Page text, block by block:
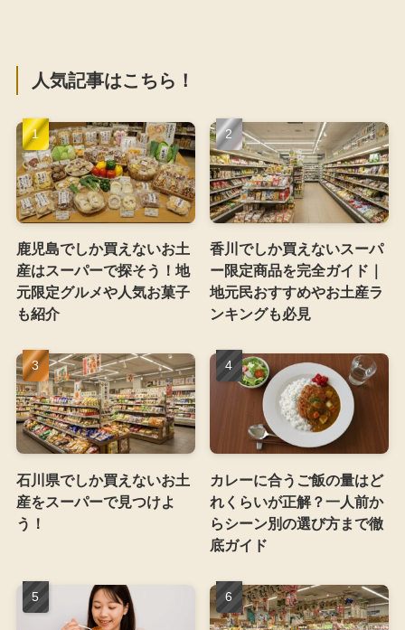
人気記事はこちら！
鹿児島でしか買えないお土
産はスーパーで探そう！地
元限定グルメや人気お菓子
も紹介
香川でしか買えないスーパ
ー限定商品を完全ガイド｜
地元民おすすめやお土産ラ
ンキングも必見
石川県でしか買えないお土
産をスーパーで見つけよ
う！
カレーに合うご飯の量はど
れくらいが正解？一人前か
らシーン別の選び方まで徹
底ガイド